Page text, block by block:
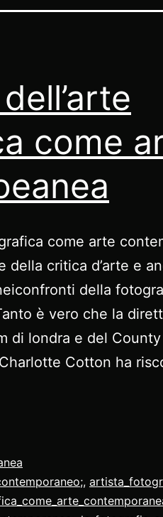
come
come arte
della critica d’arte e
della
è vero che la
di londra e del
Cotton ha
,